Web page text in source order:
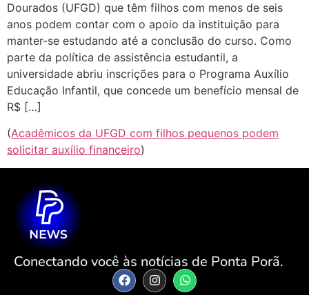
Dourados (UFGD) que têm filhos com menos de seis
anos podem contar com o apoio da instituição para
manter-se estudando até a conclusão do curso. Como
parte da política de assistência estudantil, a
universidade abriu inscrições para o Programa Auxílio
Educação Infantil, que concede um benefício mensal de
R$ […]
(Acadêmicos da UFGD com filhos pequenos podem
solicitar auxílio financeiro)
Conectando você às notícias de Ponta Porã.